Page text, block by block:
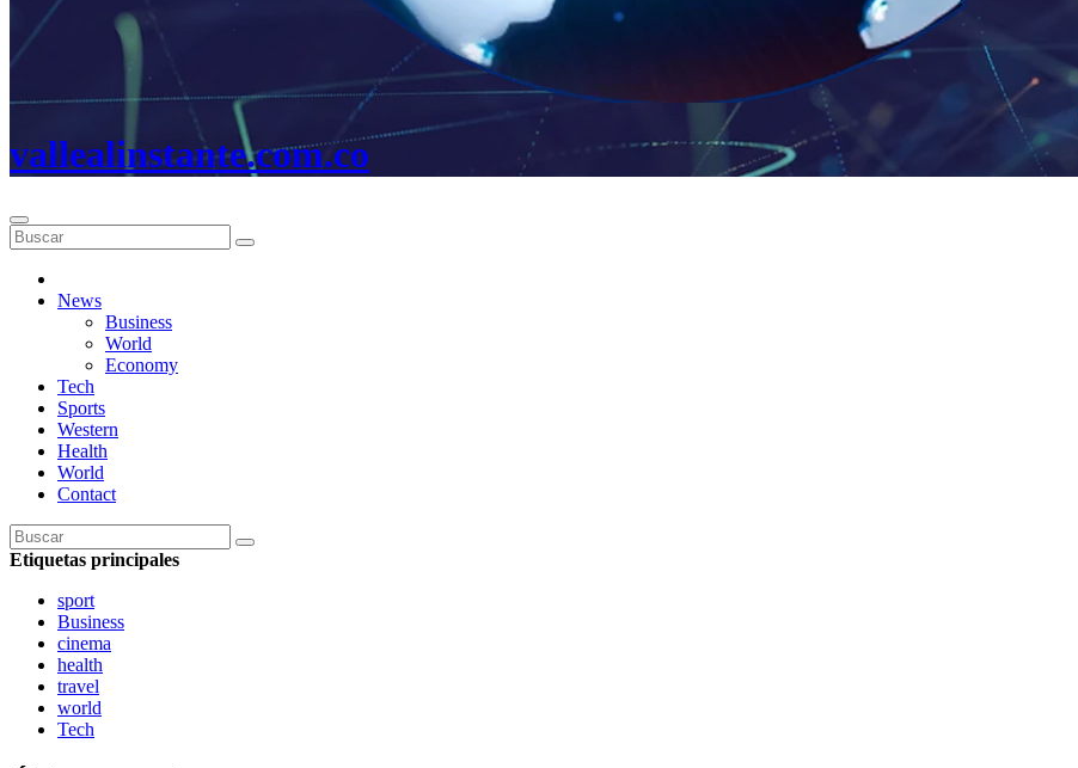
vallealinstante.com.co
News
Business
World
Economy
Tech
Sports
Western
Health
World
Contact
Etiquetas principales
sport
Business
cinema
health
travel
world
Tech